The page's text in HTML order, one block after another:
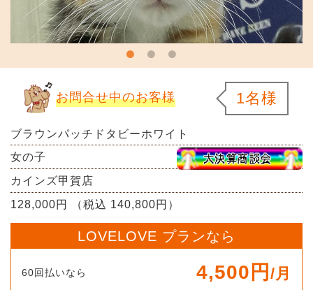
お問合せ中のお客様 1名様
ブラウンパッチドタビーホワイト
女の子
カインズ甲賀店
128,000円 （税込 140,800円）
LOVELOVE プランなら
60回払いなら 4,500円 /月